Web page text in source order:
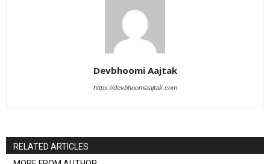
Devbhoomi Aajtak
https://devbhoomiaajtak.com
RELATED ARTICLES